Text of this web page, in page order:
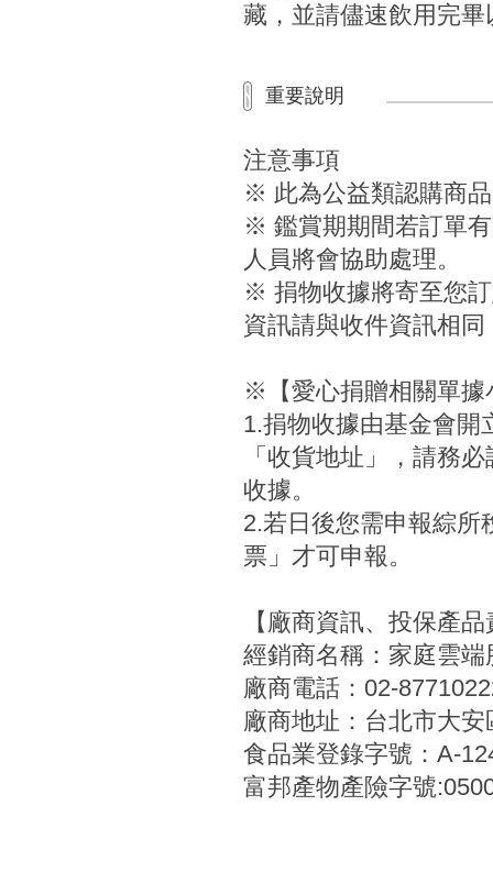
藏，並請儘速飲用完
重要說明
注意事項
※ 此為公益類認購商
※ 鑑賞期期間若訂單
人員將會協助處理。
※ 捐物收據將寄至您
資訊請與收件資訊相
※【愛心捐贈相關單據
1.捐物收據由基金會開
「收貨地址」，請務
收據。
2.若日後您需申報綜所
票」才可申報。
【廠商資訊、投保產
經銷商名稱：家庭雲
廠商電話：02-
廠商地址：台北市大
食品業登錄字號：A-
富邦產物產險字號